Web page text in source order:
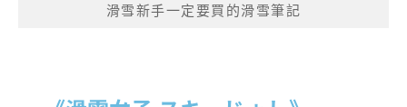
滑雪新手一定要買的滑雪筆記